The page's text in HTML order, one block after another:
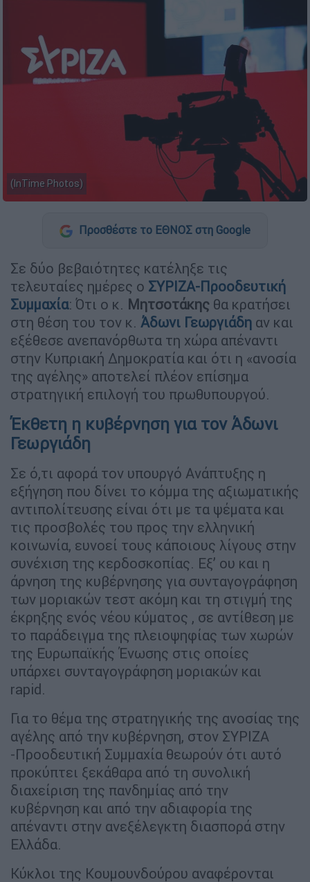
(InTime Photos)
Προσθέστε το ΕΘΝΟΣ στη Google
Σε δύο βεβαιότητες κατέληξε τις
τελευταίες ημέρες ο ΣΥΡΙΖΑ-Προοδευτική
Συμμαχία: Ότι ο κ. Μητσοτάκης θα κρατήσει
στη θέση του τον κ. Άδωνι Γεωργιάδη αν και
εξέθεσε ανεπανόρθωτα τη χώρα απέναντι
στην Κυπριακή Δημοκρατία και ότι η «ανοσία
της αγέλης» αποτελεί πλέον επίσημα
στρατηγική επιλογή του πρωθυπουργού.
Έκθετη η κυβέρνηση για τον Άδωνι
Γεωργιάδη
Σε ό,τι αφορά τον υπουργό Ανάπτυξης η
εξήγηση που δίνει το κόμμα της αξιωματικής
αντιπολίτευσης είναι ότι με τα ψέματα και
τις προσβολές του προς την ελληνική
κοινωνία, ευνοεί τους κάποιους λίγους στην
συνέχιση της κερδοσκοπίας. Εξ’ ου και η
άρνηση της κυβέρνησης για συνταγογράφηση
των μοριακών τεστ ακόμη και τη στιγμή της
έκρηξης ενός νέου κύματος , σε αντίθεση με
το παράδειγμα της πλειοψηφίας των χωρών
της Ευρωπαϊκής Ένωσης στις οποίες
υπάρχει συνταγογράφηση μοριακών και
rapid.
Για το θέμα της στρατηγικής της ανοσίας της
αγέλης από την κυβέρνηση, στον ΣΥΡΙΖΑ
-Προοδευτική Συμμαχία θεωρούν ότι αυτό
προκύπτει ξεκάθαρα από τη συνολική
διαχείριση της πανδημίας από την
κυβέρνηση και από την αδιαφορία της
απέναντι στην ανεξέλεγκτη διασπορά στην
Ελλάδα.
Κύκλοι της Κουμουνδούρου αναφέρονται